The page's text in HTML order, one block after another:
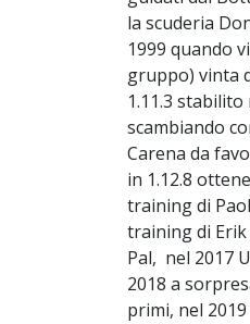
la scuderia
1999 quando
gruppo) vinta
1.11.3
scambiando
Carena da
in 1.12.8
training di
training di
Pal, nel 2017
2018 a
primi, nel